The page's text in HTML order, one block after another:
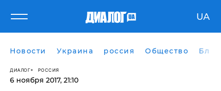
UA
Новости Украина россия Общество
ДИАЛОГ РОССИЯ
6 ноября 2017, 21:10